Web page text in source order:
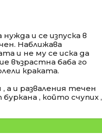
и се изпуска в
Наближава
и не му се иска да
възрастна баба го
краката.
и разваления течен
, който счупих ,